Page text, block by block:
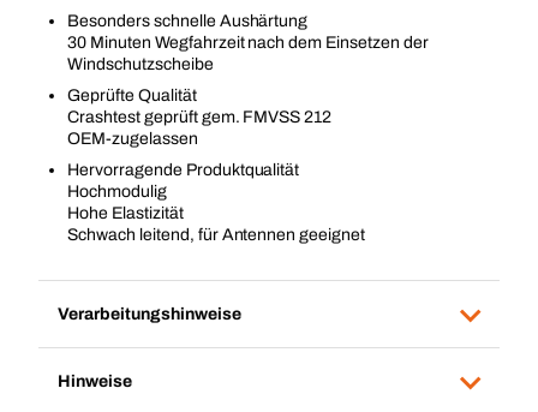
Besonders schnelle Aushärtung
30 Minuten Wegfahrzeit nach dem Einsetzen der
Windschutzscheibe
Geprüfte Qualität
Crashtest geprüft gem. FMVSS 212
OEM-zugelassen
Hervorragende Produktqualität
Hochmodulig
Hohe Elastizität
Schwach leitend, für Antennen geeignet
Verarbeitungshinweise
Hinweise